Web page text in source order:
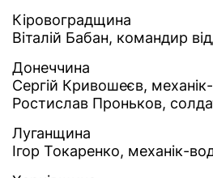
Кіровоградщина
Віталій Бабан, командир
Донеччина
Сергій Кривошеєв,
Ростислав Проньков,
Луганщина
Ігор Токаренко, механік-